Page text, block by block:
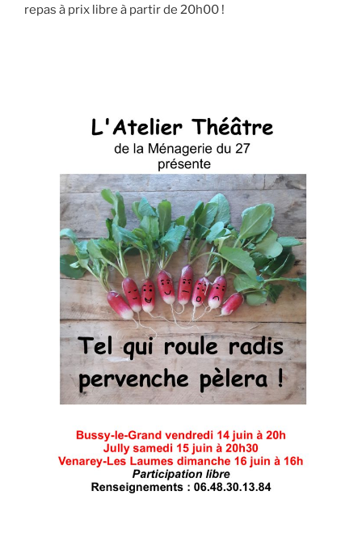
repas à prix libre à partir de 20h00 !